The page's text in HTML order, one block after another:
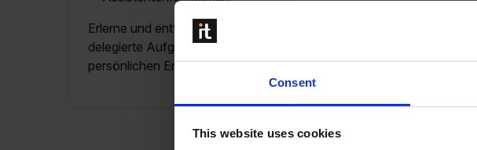
Consent
This website uses cookies
Erlerne und entwickele Fachkenntnisse, übernehme Verantwortung für
delegierte Aufgaben und halte Termine und Ziele/KPIs deines
persönlichen Entwicklungsplans ein.